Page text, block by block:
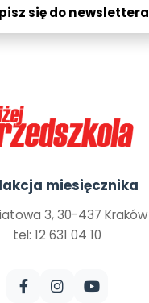
się do newslettera
miesięcznika
3, 30-437 Kraków
tel: 12 631 04 10